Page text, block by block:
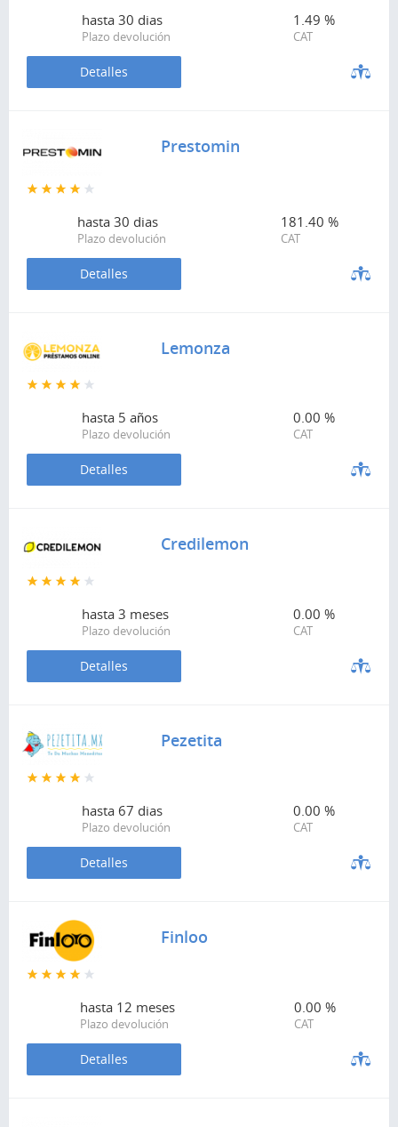
hasta 30 dias
Plazo devolución
1.49 %
CAT
Detalles
Prestomin
hasta 30 dias
Plazo devolución
181.40 %
CAT
Detalles
Lemonza
hasta 5 años
Plazo devolución
0.00 %
CAT
Detalles
Credilemon
hasta 3 meses
Plazo devolución
0.00 %
CAT
Detalles
Pezetita
hasta 67 dias
Plazo devolución
0.00 %
CAT
Detalles
Finloo
hasta 12 meses
Plazo devolución
0.00 %
CAT
Detalles